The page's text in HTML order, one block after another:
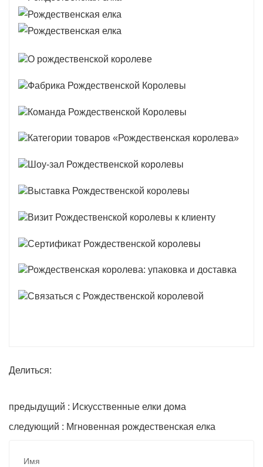
Делиться:
предыдущий : Искусственные елки дома
следующий : Мгновенная рождественская елка
Имя